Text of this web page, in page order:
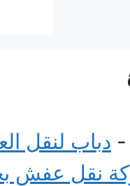
- دباب لنقل
نقل عفش